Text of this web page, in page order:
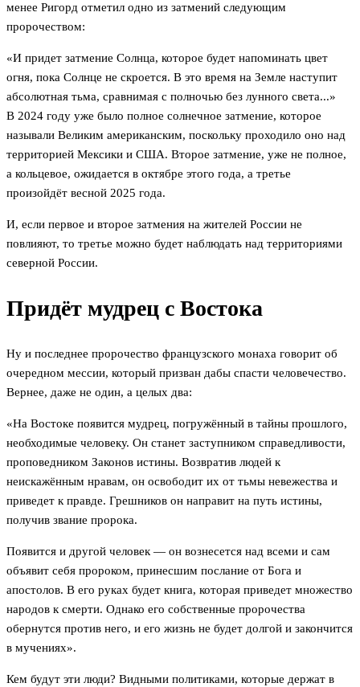
менее Ригорд отметил одно из затмений следующим
пророчеством:
«И придет затмение Солнца, которое будет напоминать цвет
огня, пока Солнце не скроется. В это время на Земле наступит
абсолютная тьма, сравнимая с полночью без лунного света...»
В 2024 году уже было полное солнечное затмение, которое
называли Великим американским, поскольку проходило оно над
территорией Мексики и США. Второе затмение, уже не полное,
а кольцевое, ожидается в октябре этого года, а третье
произойдёт весной 2025 года.
И, если первое и второе затмения на жителей России не
повлияют, то третье можно будет наблюдать над территориями
северной России.
Придёт мудрец с Востока
Ну и последнее пророчество французского монаха говорит об
очередном мессии, который призван дабы спасти человечество.
Вернее, даже не один, а целых два:
«На Востоке появится мудрец, погружённый в тайны прошлого,
необходимые человеку. Он станет заступником справедливости,
проповедником Законов истины. Возвратив людей к
неискажённым нравам, он освободит их от тьмы невежества и
приведет к правде. Грешников он направит на путь истины,
получив звание пророка.
Появится и другой человек — он вознесется над всеми и сам
объявит себя пророком, принесшим послание от Бога и
апостолов. В его руках будет книга, которая приведет множество
народов к смерти. Однако его собственные пророчества
обернутся против него, и его жизнь не будет долгой и закончится
в мучениях».
Кем будут эти люди? Видными политиками, которые держат в